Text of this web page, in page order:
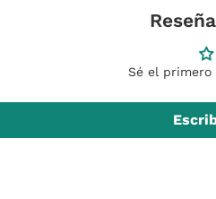
Sé el primero